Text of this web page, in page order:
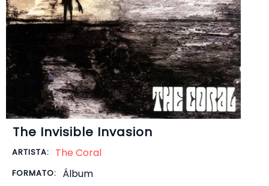
The Invisible Invasion
ARTISTA: The Coral
FORMATO: Álbum